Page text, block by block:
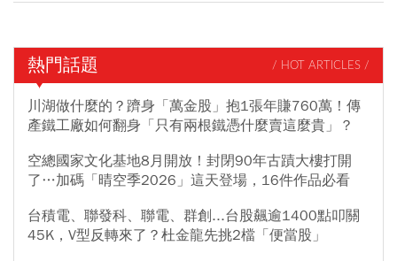
熱門話題 / HOT ARTICLES /
川湖做什麼的？躋身「萬金股」抱1張年賺760萬！傳
產鐵工廠如何翻身「只有兩根鐵憑什麼賣這麼貴」？
空總國家文化基地8月開放！封閉90年古蹟大樓打開
了…加碼「晴空季2026」這天登場，16件作品必看
台積電、聯發科、聯電、群創...台股飆逾1400點叩關
45K，V型反轉來了？杜金龍先挑2檔「便當股」